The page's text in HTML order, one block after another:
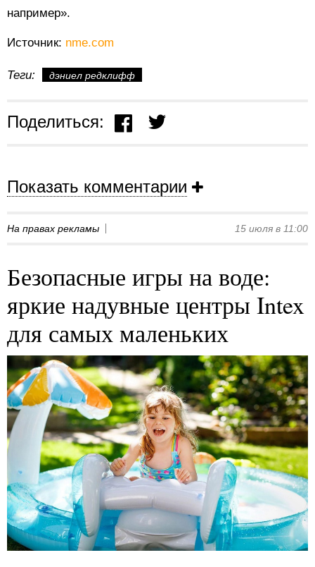
например».
Источник: nme.com
Теги: дэниел редклифф
Поделиться:
Показать комментарии
На правах рекламы 15 июля в 11:00
Безопасные игры на воде:
яркие надувные центры Intex
для самых маленьких